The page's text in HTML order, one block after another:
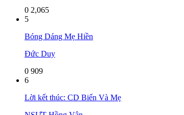
0 2,065
5
Bóng Dáng Mẹ Hiền
Đức Duy
0 909
6
Lời kết thúc: CD Biển Và Mẹ